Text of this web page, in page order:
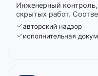
Инженерный
скрытых работ.
авторский надзор
исполнительная